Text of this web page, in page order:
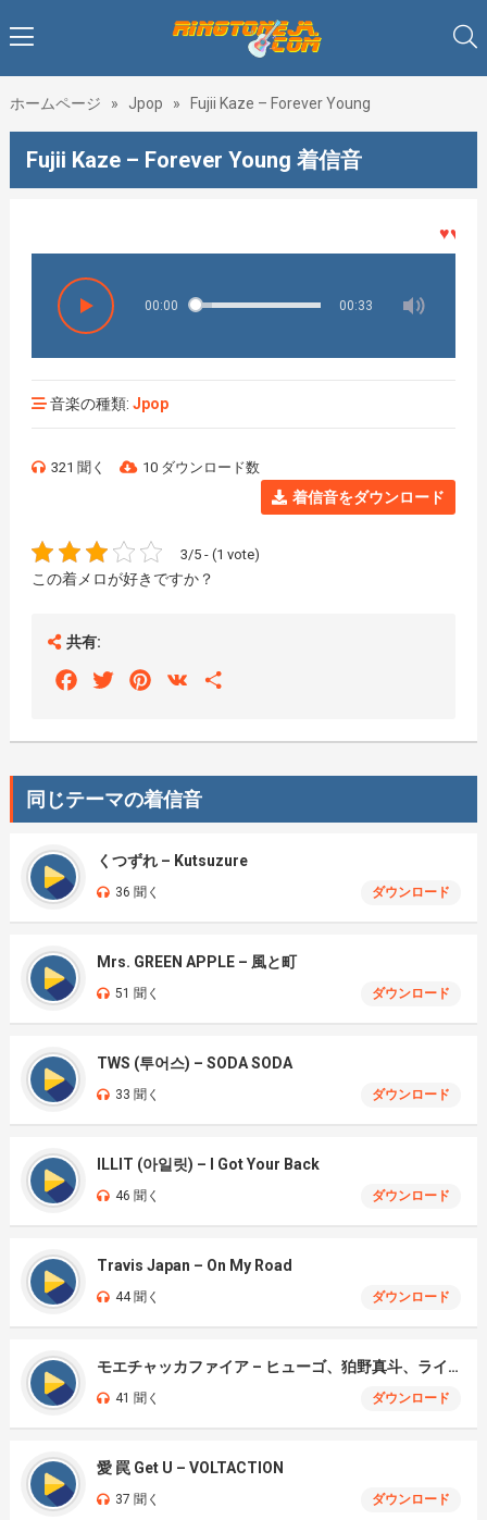
ホームページ » Jpop » Fujii Kaze – Forever Young
Fujii Kaze – Forever Young 着信音
♥♥♥着メ
00:00 00:33
音楽の種類: Jpop
321 聞く 10 ダウンロード数
着信音をダウンロード
3/5 - (1 vote)
この着メロが好きですか？
共有:
FacebookTwitterPinterest
VK
同じテーマの着信音
くつずれ – Kutsuzure
36 聞く ダウンロード
Mrs. GREEN APPLE – 風と町
51 聞く ダウンロード
TWS (투어스) – SODA SODA
33 聞く ダウンロード
ILLIT (아일릿) – I Got Your Back
46 聞く ダウンロード
Travis Japan – On My Road
44 聞く ダウンロード
モエチャッカファイア – ヒューゴ、狛野真斗、ライト、セヴェリアン (Cover )
41 聞く ダウンロード
愛 罠 Get U – VOLTACTION
37 聞く ダウンロード